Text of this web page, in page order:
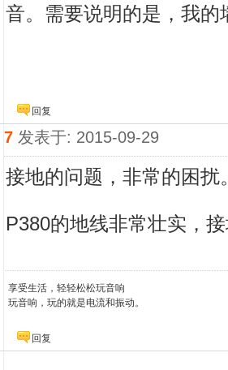
音。需要说明的是，我的
回复
7 发表于: 2015-09-29
接地的问题，非常的困扰
P380的地线非常壮实，
享受生活，轻轻松松玩音响
玩音响，玩的就是电流和振动。
回复